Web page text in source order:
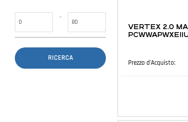
-
VERTEX 2.0
Prezzo d'Acquisto: